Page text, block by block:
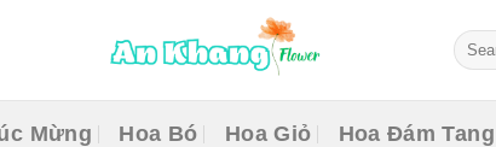
Search
for:
Mừng Hoa Bó Hoa Giỏ Hoa Đám Tang